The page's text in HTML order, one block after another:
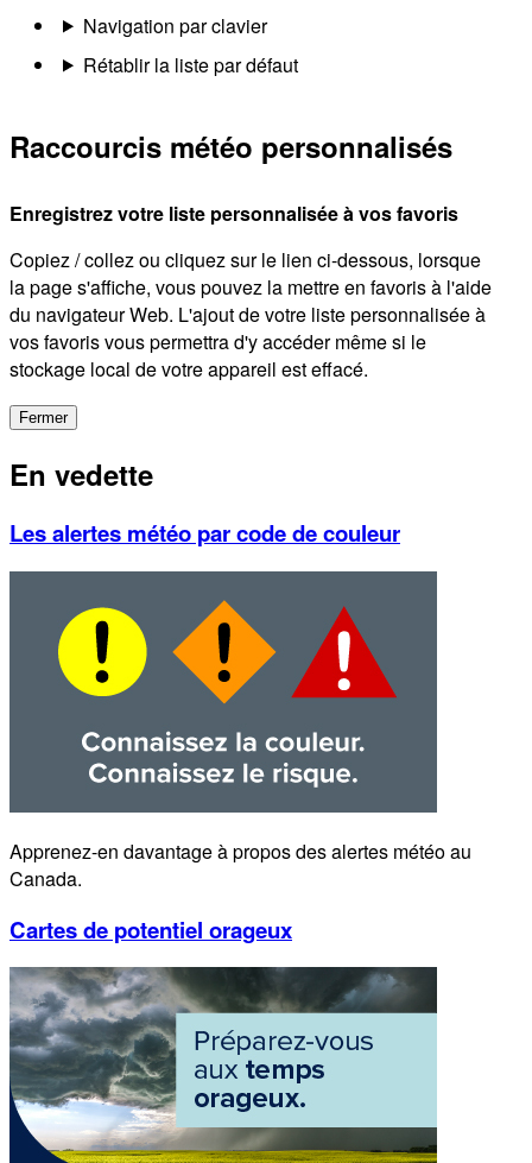
Navigation par clavier
Rétablir la liste par défaut
Raccourcis météo personnalisés
Enregistrez votre liste personnalisée à vos favoris
Copiez / collez ou cliquez sur le lien ci-dessous, lorsque
la page s'affiche, vous pouvez la mettre en favoris à l'aide
du navigateur Web. L'ajout de votre liste personnalisée à
vos favoris vous permettra d'y accéder même si le
stockage local de votre appareil est effacé.
Fermer
En vedette
Les alertes météo par code de couleur
Apprenez-en davantage à propos des alertes météo au
Canada.
Cartes de potentiel orageux